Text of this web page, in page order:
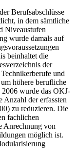
Berufsabschlüsse
in dem sämtliche
Niveaustufen
wurde damals auf
beinhaltet die
der
und
höhere berufliche
wurde das OKJ-
Anzahl der erfassten
zu reduzieren. Die
fachlichen
Anrechnung von
möglich ist.